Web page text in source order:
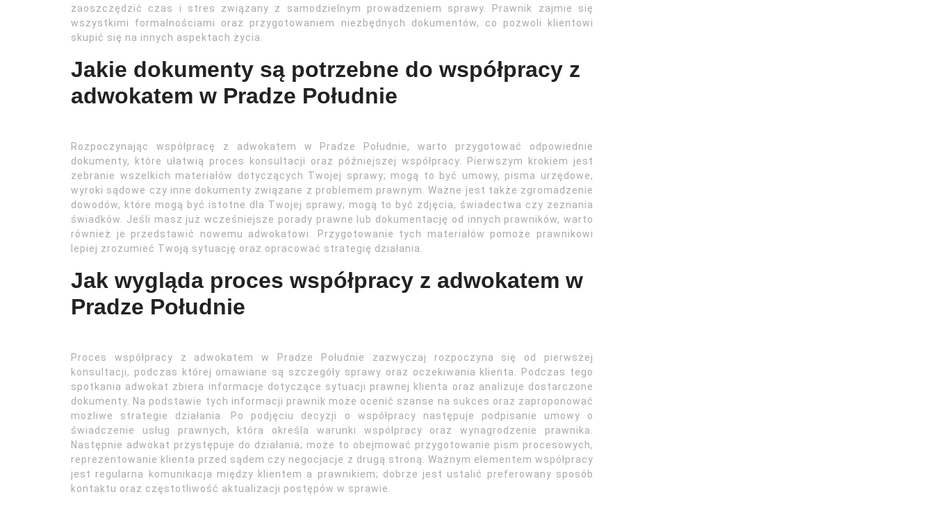
zaoszczędzić czas i stres związany z samodzielnym prowadzeniem sprawy. Prawnik zajmie się
wszystkimi formalnościami oraz przygotowaniem niezbędnych dokumentów, co pozwoli klientowi
skupić się na innych aspektach życia.
Jakie dokumenty są potrzebne do współpracy z
adwokatem w Pradze Południe
Rozpoczynając współpracę z adwokatem w Pradze Południe, warto przygotować odpowiednie
dokumenty, które ułatwią proces konsultacji oraz późniejszej współpracy. Pierwszym krokiem jest
zebranie wszelkich materiałów dotyczących Twojej sprawy; mogą to być umowy, pisma urzędowe,
wyroki sądowe czy inne dokumenty związane z problemem prawnym. Ważne jest także zgromadzenie
dowodów, które mogą być istotne dla Twojej sprawy; mogą to być zdjęcia, świadectwa czy zeznania
świadków. Jeśli masz już wcześniejsze porady prawne lub dokumentację od innych prawników, warto
również je przedstawić nowemu adwokatowi. Przygotowanie tych materiałów pomoże prawnikowi
lepiej zrozumieć Twoją sytuację oraz opracować strategię działania.
Jak wygląda proces współpracy z adwokatem w
Pradze Południe
Proces współpracy z adwokatem w Pradze Południe zazwyczaj rozpoczyna się od pierwszej
konsultacji, podczas której omawiane są szczegóły sprawy oraz oczekiwania klienta. Podczas tego
spotkania adwokat zbiera informacje dotyczące sytuacji prawnej klienta oraz analizuje dostarczone
dokumenty. Na podstawie tych informacji prawnik może ocenić szanse na sukces oraz zaproponować
możliwe strategie działania. Po podjęciu decyzji o współpracy następuje podpisanie umowy o
świadczenie usług prawnych, która określa warunki współpracy oraz wynagrodzenie prawnika.
Następnie adwokat przystępuje do działania; może to obejmować przygotowanie pism procesowych,
reprezentowanie klienta przed sądem czy negocjacje z drugą stroną. Ważnym elementem współpracy
jest regularna komunikacja między klientem a prawnikiem; dobrze jest ustalić preferowany sposób
kontaktu oraz częstotliwość aktualizacji postępów w sprawie.